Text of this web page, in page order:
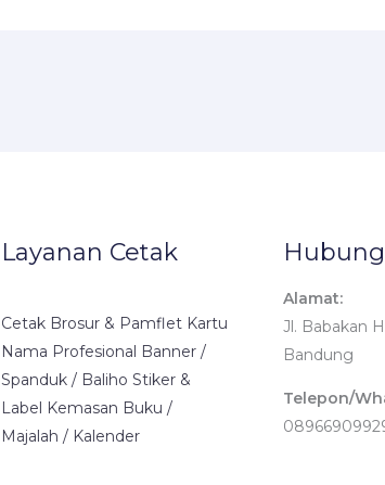
Layanan Cetak
Cetak Brosur & Pamflet Kartu
Nama Profesional Banner /
Spanduk / Baliho Stiker &
Label Kemasan Buku /
Majalah / Kalender
Alamat:
Jl. Babakan
Bandung
Telepon/